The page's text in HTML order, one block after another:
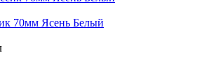
70мм Ясень Белый